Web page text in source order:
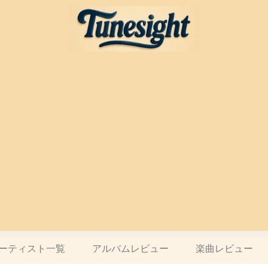
ティスト一覧 アルバムレビュー 楽曲レビュー